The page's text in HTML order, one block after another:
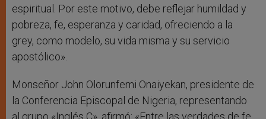
espiritual. Por este motivo, debe reflejar humildad y
pobreza, fe, esperanza y caridad, ofreciendo a la
grey, como modelo, su vida misma y su servicio
apostólico».
Monseñor John Olorunfemi Onaiyekan, presidente de
la Conferencia Episcopal de Nigeria, representando
al grupo «Inglés C», afirmó: «Entre las verdades de fe